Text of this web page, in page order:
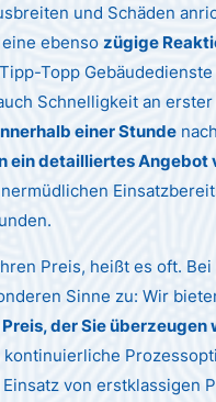
und Schäden
ebensozügige
Topp
Schnelligkeit an
einer Stunde
ein detailliertes Angebot
Preis, heißt es oft.
Sinne zu: Wir
der Sie überzeugen
von erstklassigen